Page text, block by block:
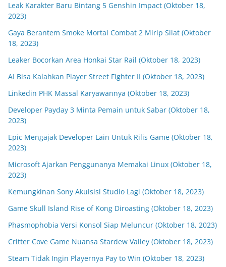
Leak Karakter Baru Bintang 5 Genshin Impact (Oktober 18,
2023)
Gaya Berantem Smoke Mortal Combat 2 Mirip Silat (Oktober
18, 2023)
Leaker Bocorkan Area Honkai Star Rail (Oktober 18, 2023)
AI Bisa Kalahkan Player Street Fighter II (Oktober 18, 2023)
Linkedin PHK Massal Karyawannya (Oktober 18, 2023)
Developer Payday 3 Minta Pemain untuk Sabar (Oktober 18,
2023)
Epic Mengajak Developer Lain Untuk Rilis Game (Oktober 18,
2023)
Microsoft Ajarkan Penggunanya Memakai Linux (Oktober 18,
2023)
Kemungkinan Sony Akuisisi Studio Lagi (Oktober 18, 2023)
Game Skull Island Rise of Kong Diroasting (Oktober 18, 2023)
Phasmophobia Versi Konsol Siap Meluncur (Oktober 18, 2023)
Critter Cove Game Nuansa Stardew Valley (Oktober 18, 2023)
Steam Tidak Ingin Playernya Pay to Win (Oktober 18, 2023)